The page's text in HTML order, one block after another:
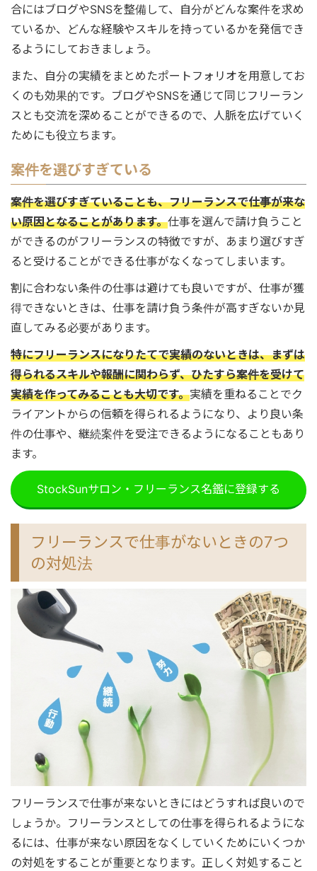
合にはブログやSNSを整備して、自分がどんな案件を求め
ているか、どんな経験やスキルを持っているかを発信でき
るようにしておきましょう。
また、自分の実績をまとめたポートフォリオを用意してお
くのも効果的です。ブログやSNSを通じて同じフリーラン
スとも交流を深めることができるので、人脈を広げていく
ためにも役立ちます。
案件を選びすぎている
案件を選びすぎていることも、フリーランスで仕事が来な
い原因となることがあります。仕事を選んで請け負うこと
ができるのがフリーランスの特徴ですが、あまり選びすぎ
ると受けることができる仕事がなくなってしまいます。
割に合わない条件の仕事は避けても良いですが、仕事が獲
得できないときは、仕事を請け負う条件が高すぎないか見
直してみる必要があります。
特にフリーランスになりたてで実績のないときは、まずは
得られるスキルや報酬に関わらず、ひたすら案件を受けて
実績を作ってみることも大切です。実績を重ねることでク
ライアントからの信頼を得られるようになり、より良い条
件の仕事や、継続案件を受注できるようになることもあり
ます。
StockSunサロン・フリーランス名鑑に登録する
フリーランスで仕事がないときの7つ
の対処法
フリーランスで仕事が来ないときにはどうすれば良いので
しょうか。フリーランスとしての仕事を得られるようにな
るには、仕事が来ない原因をなくしていくためにいくつか
の対処をすることが重要となります。正しく対処すること